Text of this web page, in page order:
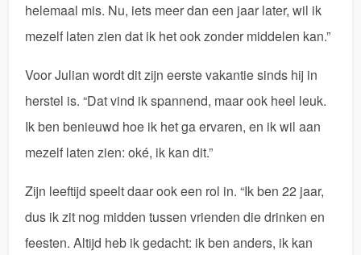
helemaal mis. Nu, iets meer dan een jaar later, wil ik
mezelf laten zien dat ik het ook zonder middelen kan.”
Voor Julian wordt dit zijn eerste vakantie sinds hij in
herstel is. “Dat vind ik spannend, maar ook heel leuk.
Ik ben benieuwd hoe ik het ga ervaren, en ik wil aan
mezelf laten zien: oké, ik kan dit.”
Zijn leeftijd speelt daar ook een rol in. “Ik ben 22 jaar,
dus ik zit nog midden tussen vrienden die drinken en
feesten. Altijd heb ik gedacht: ik ben anders, ik kan